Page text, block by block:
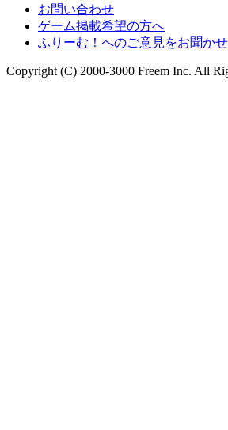
お問い合わせ
ゲーム掲載希望の方へ
ふりーむ！へのご意見をお聞か
Copyright (C) 2000-3000 Freem Inc. All